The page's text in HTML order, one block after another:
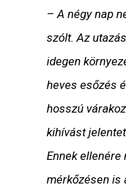
– A négy nap
szólt. Az
idegen
heves esőzés
hosszú
kihívást
Ennek ellenére
mérkőzésen is